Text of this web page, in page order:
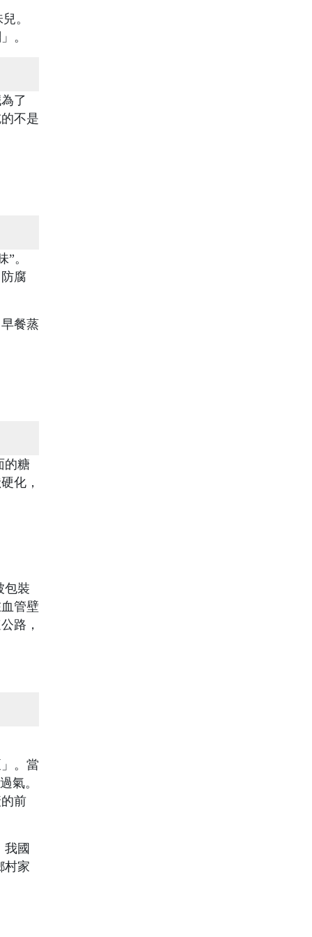
。
。
了
不是
。
腐
餐蒸
的糖
化，
包裝
管壁
路，
。當
氣。
前
我國
村家